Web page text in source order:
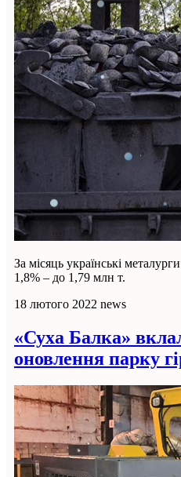
За місяць українські
1,8% – до 1,79 млн т.
18 лютого 2022 news
«Суха Балка»
оновлення парку